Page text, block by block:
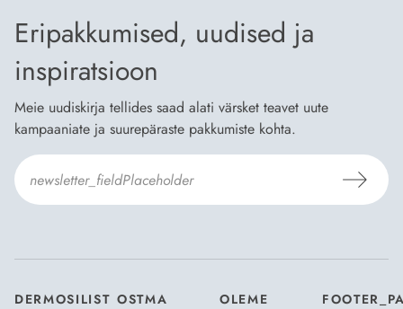
Eripakkumised, uudised ja
inspiratsioon
Meie uudiskirja tellides saad alati värsket teavet uute
kampaaniate ja suurepäraste pakkumiste kohta.
DERMOSILIST OSTMA
OLEME